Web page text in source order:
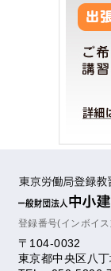
登録番号(インボイ
〒104-0032
東京都中央区八